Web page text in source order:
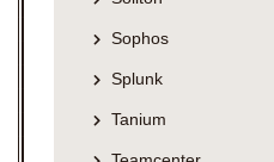
Sophos
Splunk
Tanium